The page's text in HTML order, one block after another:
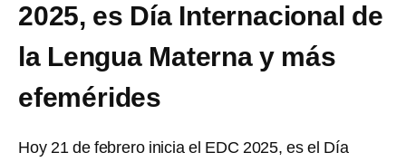
2025, es Día Internacional de
la Lengua Materna y más
efemérides
Hoy 21 de febrero inicia el EDC 2025, es el Día